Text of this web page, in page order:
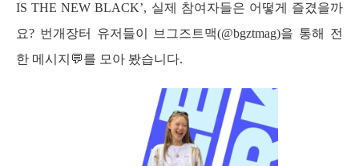
IS THE NEW BLACK’, 실제 참여자들은 어떻게 즐겼을까
요? 번개장터 유저들이 브그즈트맥(@bgztmag)을 통해 전
한 메시지💬를 모아 봤습니다.